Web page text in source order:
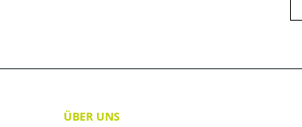
ÜBER UNS